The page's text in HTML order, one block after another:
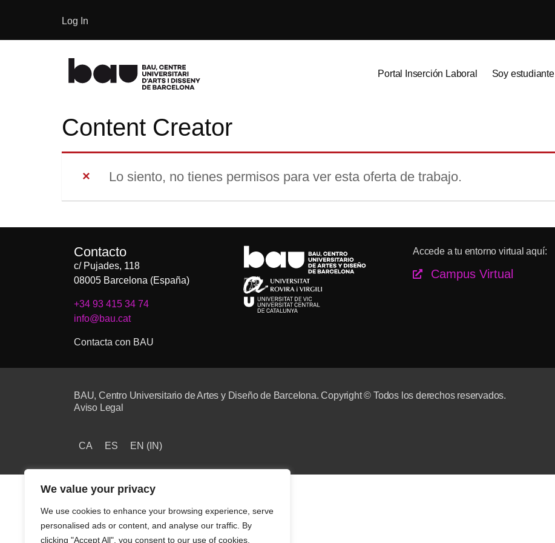
We value your privacy
We use cookies to enhance your browsing experience, serve
personalised ads or content, and analyse our traffic. By
clicking "Accept All", you consent to our use of cookies.
Log In
Portal Inserción Laboral Soy estudiante
Content Creator
Lo siento, no tienes permisos para ver esta oferta de trabajo.
Contacto
c/ Pujades, 118
08005 Barcelona (España)
+34 93 415 34 74
info@bau.cat
Contacta con BAU
Accede a tu entorno virtual aquí:
Campus Virtual
BAU, Centro Universitario de Artes y Diseño de Barcelona. Copyright © Todos los derechos reservados.
Aviso Legal
CA ES EN (IN)